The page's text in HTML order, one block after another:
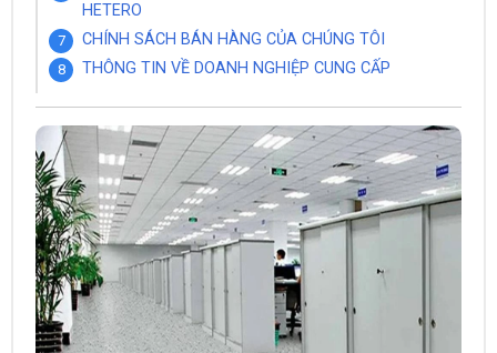
HETERO
CHÍNH SÁCH BÁN HÀNG CỦA CHÚNG TÔI
THÔNG TIN VỀ DOANH NGHIỆP CUNG CẤP